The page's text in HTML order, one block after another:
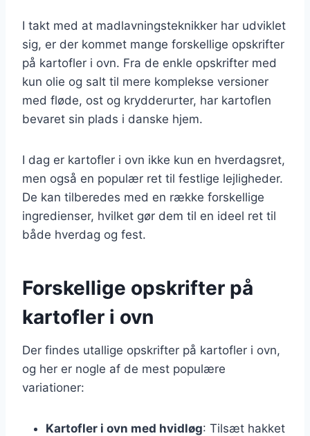
I takt med at madlavningsteknikker har udviklet
sig, er der kommet mange forskellige opskrifter
på kartofler i ovn. Fra de enkle opskrifter med
kun olie og salt til mere komplekse versioner
med fløde, ost og krydderurter, har kartoflen
bevaret sin plads i danske hjem.
I dag er kartofler i ovn ikke kun en hverdagsret,
men også en populær ret til festlige lejligheder.
De kan tilberedes med en række forskellige
ingredienser, hvilket gør dem til en ideel ret til
både hverdag og fest.
Forskellige opskrifter på
kartofler i ovn
Der findes utallige opskrifter på kartofler i ovn,
og her er nogle af de mest populære
variationer:
Kartofler i ovn med hvidløg: Tilsæt hakket